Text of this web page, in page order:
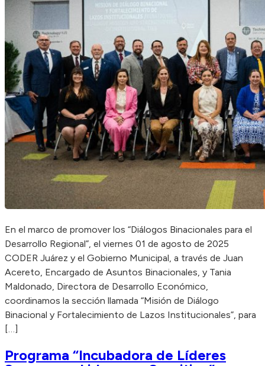
En el marco de promover los “Diálogos Binacionales para el
Desarrollo Regional”, el viernes 01 de agosto de 2025
CODER Juárez y el Gobierno Municipal, a través de Juan
Acereto, Encargado de Asuntos Binacionales, y Tania
Maldonado, Directora de Desarrollo Económico,
coordinamos la sección llamada “Misión de Diálogo
Binacional y Fortalecimiento de Lazos Institucionales”, para
[…]
Programa “Incubadora de Líderes